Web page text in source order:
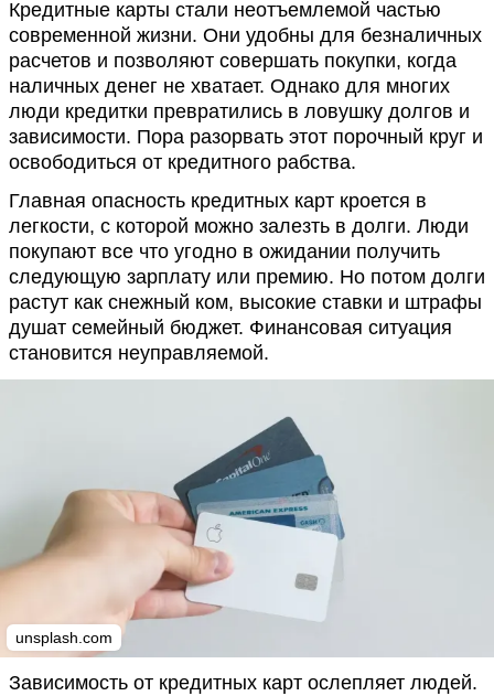
Кредитные карты стали неотъемлемой частью
современной жизни. Они удобны для безналичных
расчетов и позволяют совершать покупки, когда
наличных денег не хватает. Однако для многих
люди кредитки превратились в ловушку долгов и
зависимости. Пора разорвать этот порочный круг и
освободиться от кредитного рабства.
Главная опасность кредитных карт кроется в
легкости, с которой можно залезть в долги. Люди
покупают все что угодно в ожидании получить
следующую зарплату или премию. Но потом долги
растут как снежный ком, высокие ставки и штрафы
душат семейный бюджет. Финансовая ситуация
становится неуправляемой.
unsplash.com
Зависимость от кредитных карт ослепляет людей.